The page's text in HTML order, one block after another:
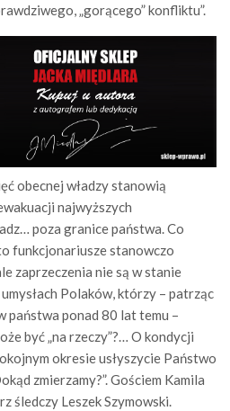
„gorącego” konfliktu”.
obecnej władzy stanowią
najwyższych
poza granice państwa. Co
funkcjonariusze stanowczo
zaprzeczenia nie są w stanie
Polaków, którzy – patrząc
państwa ponad 80 lat temu –
być „na rzeczy”?… O kondycji
okresie usłyszycie Państwo
zmierzamy?”. Gościem Kamila
śledczy Leszek Szymowski.